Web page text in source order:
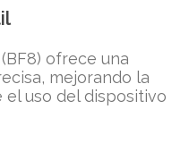
ofrece una
mejorando la
uso del dispositivo